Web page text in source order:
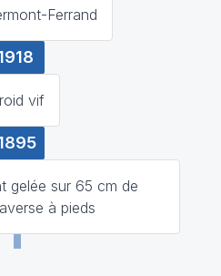
Ferrand
vif
gelée sur 65 cm de
à pieds